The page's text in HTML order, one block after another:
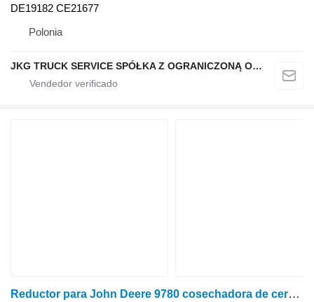
DE19182 CE21677
Polonia
JKG TRUCK SERVICE SPÓŁKA Z OGRANICZONĄ ODPOWIEDZIALNOŚCIĄ
Reductor para John Deere 9780 cosechadora de cereales